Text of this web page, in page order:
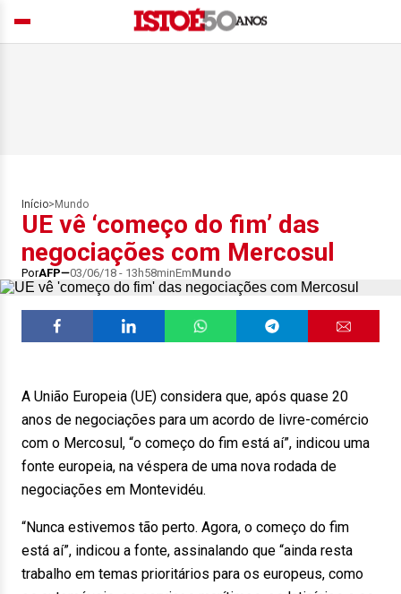
Início> Mundo
UE vê ‘começo do fim’ das
negociações com Mercosul
PorAFP 03/06/18 - 13h58minEmMundo
A União Europeia (UE) considera que, após quase 20
anos de negociações para um acordo de livre-comércio
com o Mercosul, “o começo do fim está aí”, indicou uma
fonte europeia, na véspera de uma nova rodada de
negociações em Montevidéu.
“Nunca estivemos tão perto. Agora, o começo do fim
está aí”, indicou a fonte, assinalando que “ainda resta
trabalho em temas prioritários para os europeus, como